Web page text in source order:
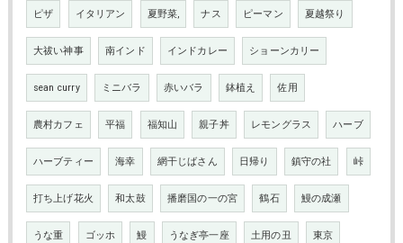
ピザ イタリアン 夏野菜, ナス ピーマン 夏越祭り
大祓い神事 南インド インドカレー ショーンカリー
sean curry ミニバラ 赤いバラ 鉢植え 佐用
農村カフェ 平福 福知山 親子丼 レモングラス ハーブ
ハーブティー 海幸 網干じばさん 日帰り 鎮守の社 峠
打ち上げ花火 和太鼓 播磨国の一の宮 鶴石 鰻の成瀬
うな重 ゴッホ 鰻 うなぎ亭一座 土用の丑 東京